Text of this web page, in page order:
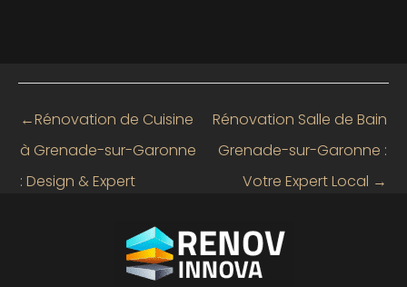
←Rénovation de Cuisine
à Grenade-sur-Garonne
: Design & Expert
Rénovation Salle de Bain
Grenade-sur-Garonne :
Votre Expert Local →